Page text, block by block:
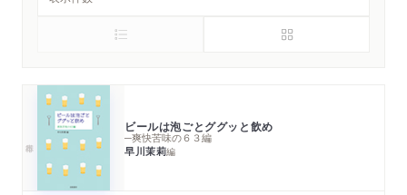
ビールは泡ごとググッと飲め
─爽快苦味の６３編
早川茉莉編